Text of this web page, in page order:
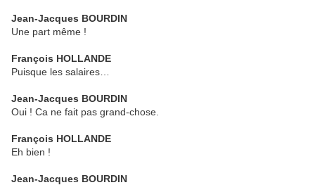
Jean-Jacques BOURDIN
Une part même !
François HOLLANDE
Puisque les salaires…
Jean-Jacques BOURDIN
Oui ! Ca ne fait pas grand-chose.
François HOLLANDE
Eh bien !
Jean-Jacques BOURDIN